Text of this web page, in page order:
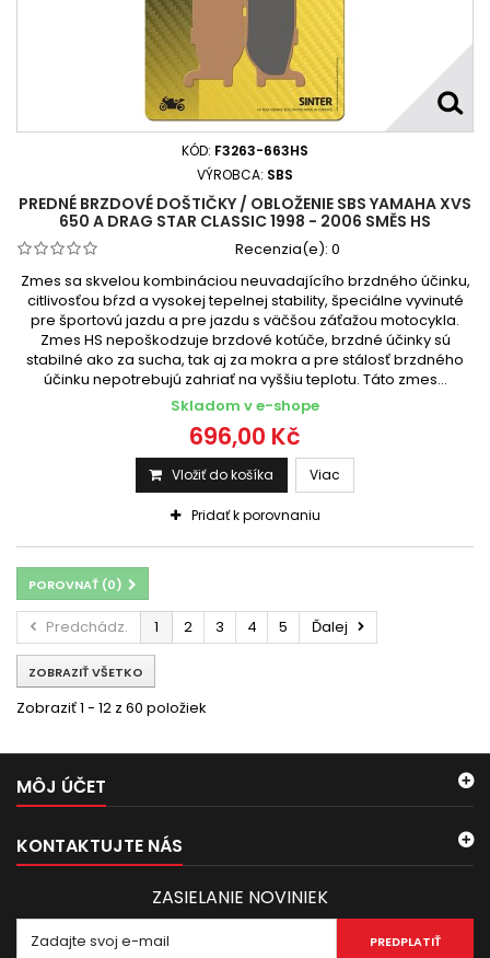
KÓD: F3263-663HS
VÝROBCA: SBS
PREDNÉ BRZDOVÉ DOŠTIČKY / OBLOŽENIE SBS YAMAHA XVS
650 A DRAG STAR CLASSIC 1998 - 2006 SMĚS HS
Recenzia(e): 0
Zmes sa skvelou kombináciou neuvadajícího brzdného účinku,
citlivosťou bŕzd a vysokej tepelnej stability, špeciálne vyvinuté
pre športovú jazdu a pre jazdu s väčšou záťažou motocykla.
Zmes HS nepoškodzuje brzdové kotúče, brzdné účinky sú
stabilné ako za sucha, tak aj za mokra a pre stálosť brzdného
účinku nepotrebujú zahriať na vyššiu teplotu. Táto zmes...
Skladom v e-shope
696,00 Kč
Vložiť do košíka Viac
Pridať k porovnaniu
POROVNAŤ (0)
Predchádz. 1 2 3 4 5 Ďalej
ZOBRAZIŤ VŠETKO
Zobraziť 1 - 12 z 60 položiek
MÔJ ÚČET
KONTAKTUJTE NÁS
ZASIELANIE NOVINIEK
PREDPLATIŤ